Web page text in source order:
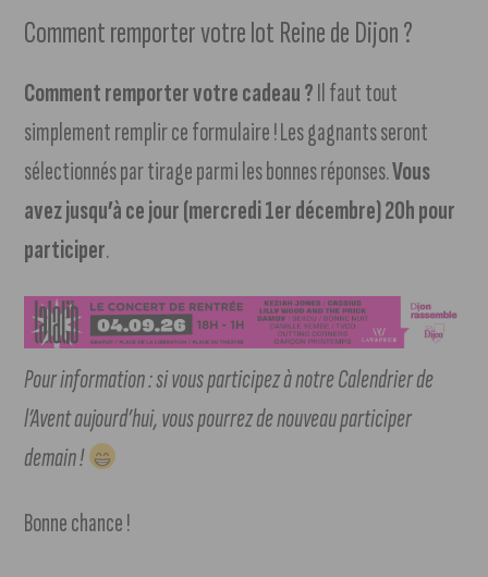
Comment remporter votre lot Reine de Dijon ?
Comment remporter votre cadeau ?Il faut tout
simplement remplir ce formulaire ! Les gagnants seront
sélectionnés par tirage parmi les bonnes réponses.Vous
avez jusqu’à ce jour (mercredi 1er décembre) 20h pour
participer.
Pour information : si vous participez à notre Calendrier de
l’Avent aujourd’hui, vous pourrez de nouveau participer
demain !
Bonne chance !